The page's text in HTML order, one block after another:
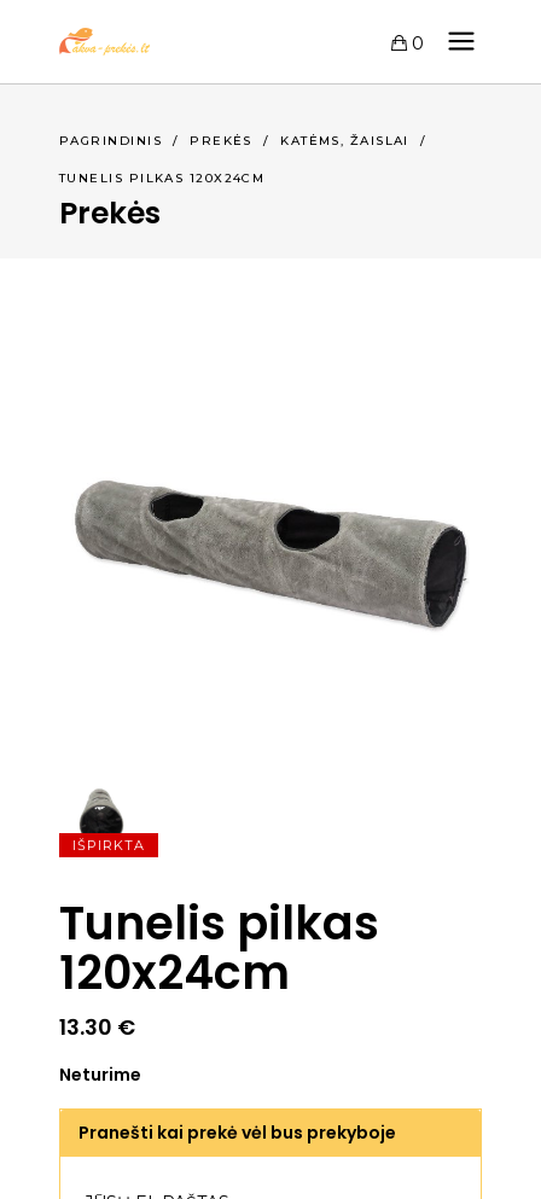
0
PAGRINDINIS / PREKĖS / KATĖMS, ŽAISLAI /
TUNELIS PILKAS 120X24CM
Prekės
IŠPIRKTA
Tunelis pilkas
120x24cm
13.30 €
Neturime
Pranešti kai prekė vėl bus prekyboje